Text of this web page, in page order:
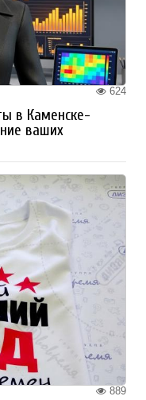
624
в Каменске-
ваших
889